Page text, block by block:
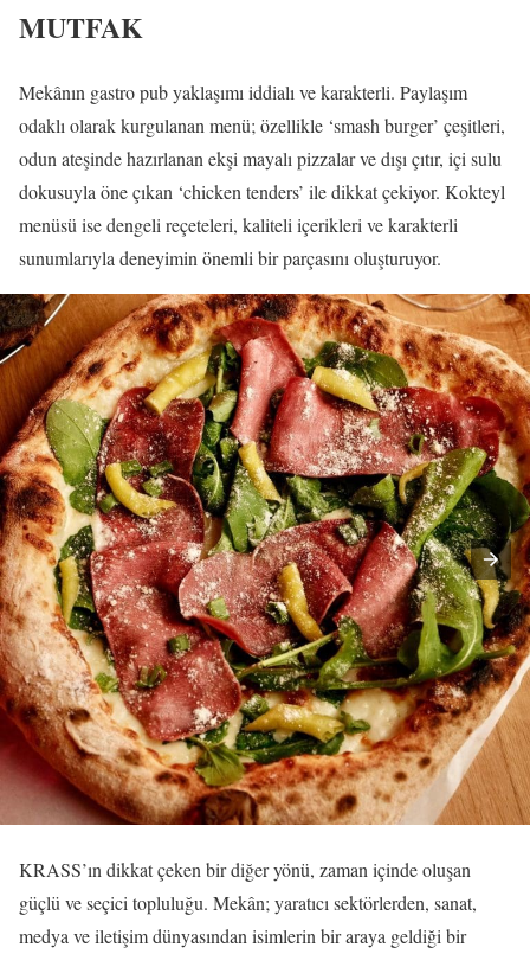
MUTFAK
Mekânın gastro pub yaklaşımı iddialı ve karakterli. Paylaşım
odaklı olarak kurgulanan menü; özellikle ‘smash burger’ çeşitleri,
odun ateşinde hazırlanan ekşi mayalı pizzalar ve dışı çıtır, içi sulu
dokusuyla öne çıkan ‘chicken tenders’ ile dikkat çekiyor. Kokteyl
menüsü ise dengeli reçeteleri, kaliteli içerikleri ve karakterli
sunumlarıyla deneyimin önemli bir parçasını oluşturuyor.
KRASS’ın dikkat çeken bir diğer yönü, zaman içinde oluşan
güçlü ve seçici topluluğu. Mekân; yaratıcı sektörlerden, sanat,
medya ve iletişim dünyasından isimlerin bir araya geldiği bir